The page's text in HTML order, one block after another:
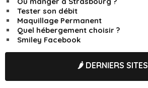
Tester son débit
Maquillage Permanent
Quel hébergement choisir ?
Smiley Facebook
🌶️ DERNIERS SITES